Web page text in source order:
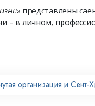
представлены
– в личном,
организация и